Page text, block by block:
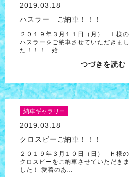
2019.03.18
ハスラー ご納車！！！
２０１９年３月１１日（月） Ｉ様の
ハスラーをご納車させていただきまし
た！！！ 始…
つづきを読む
納車ギャラリー
2019.03.18
クロスビーご納車！！！
２０１９年３月１０日（日） Ｈ様の
クロスビーをご納車させていただきま
した！ 愛着のあ…